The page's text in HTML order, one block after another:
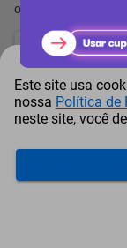
ou resgate por
18.236
17.223 pontos
16.210
Este site usa
nossa Política de
neste site, você